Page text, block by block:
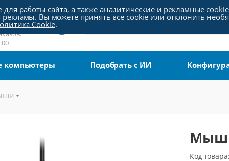
18, пав. 267
компьютеры Подобрать с ИИ
Мышь
Код
работы сайта, а также аналитические и рекламные
Вы можете принять все cookie или отклонить
Cookie.